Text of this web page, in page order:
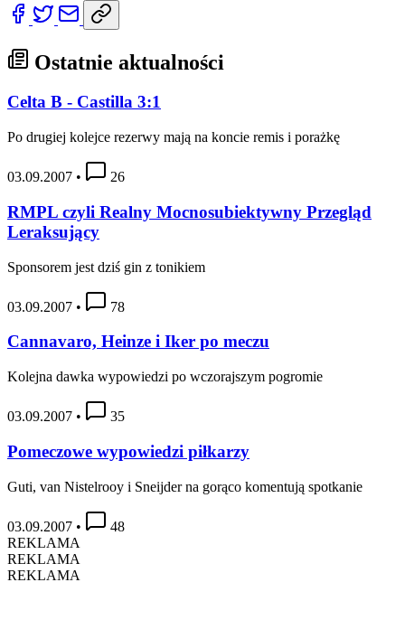
Ostatnie aktualności
Celta B - Castilla 3:1
Po drugiej kolejce rezerwy mają na koncie remis i porażkę
03.09.2007 • 26
RMPL czyli Realny Mocnosubiektywny Przegląd
Leraksujący
Sponsorem jest dziś gin z tonikiem
03.09.2007 • 78
Cannavaro, Heinze i Iker po meczu
Kolejna dawka wypowiedzi po wczorajszym pogromie
03.09.2007 • 35
Pomeczowe wypowiedzi piłkarzy
Guti, van Nistelrooy i Sneijder na gorąco komentują spotkanie
03.09.2007 •
48
REKLAMA
REKLAMA
REKLAMA